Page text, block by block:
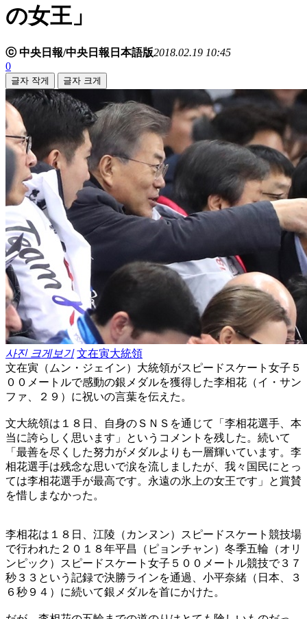
の女王」
ⓒ 中央日報/中央日報日本語版2018.02.19 10:45
0
글자 작게 글자 크게
사진 크게보기 文在寅大統領
文在寅（ムン・ジェイン）大統領がスピードスケート女子５
００メートルで感動の銀メダルを獲得した李相花（イ・サン
ファ、２９）に祝いの言葉を伝えた。
文大統領は１８日、自身のＳＮＳを通じて「李相花選手、本
当に誇らしく思います」というコメントを残した。続いて
「最善を尽くした努力がメダルよりも一層輝いています。李
相花選手は残念な思いで涙を流しましたが、我々国民にとっ
ては李相花選手が最高です。永遠の氷上の女王です」と賞賛
を惜しまなかった。
李相花は１８日、江陵（カンヌン）スピードスケート競技場
で行われた２０１８年平昌（ピョンチャン）冬季五輪（オリ
ンピック）スピードスケート女子５００メートル競技で３７
秒３３という記録で決勝ラインを通過、小平奈緒（日本、３
６秒９４）に続いて銀メダルを首にかけた。